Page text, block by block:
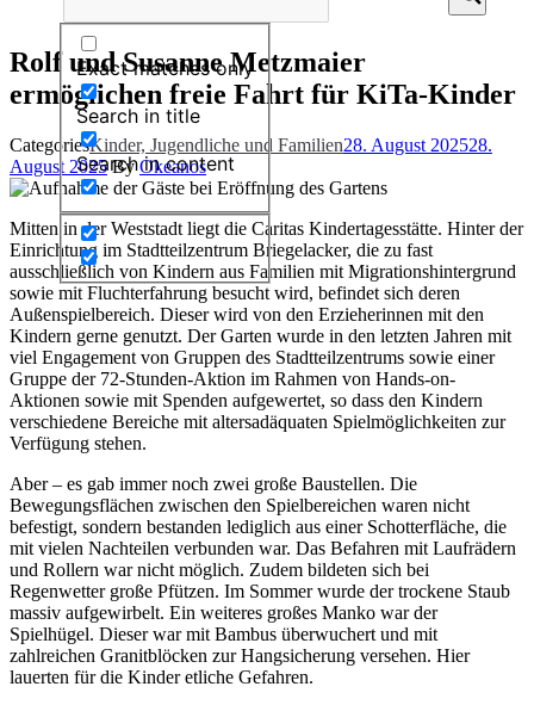
Exact matches only
Search in title
Search in content
Rolf und Susanne Metzmaier
ermöglichen freie Fahrt für KiTa-Kinder
CategoriesKinder, Jugendliche und Familien28. August 202528.
August 2025 ByOkeanos
Mitten in der Weststadt liegt die Caritas Kindertagesstätte. Hinter der
Einrichtung im Stadtteilzentrum Briegelacker, die zu fast
ausschließlich von Kindern aus Familien mit Migrationshintergrund
sowie mit Fluchterfahrung besucht wird, befindet sich deren
Außenspielbereich. Dieser wird von den Erzieherinnen mit den
Kindern gerne genutzt. Der Garten wurde in den letzten Jahren mit
viel Engagement von Gruppen des Stadtteilzentrums sowie einer
Gruppe der 72-Stunden-Aktion im Rahmen von Hands-on-
Aktionen sowie mit Spenden aufgewertet, so dass den Kindern
verschiedene Bereiche mit altersadäquaten Spielmöglichkeiten zur
Verfügung stehen.
Aber – es gab immer noch zwei große Baustellen. Die
Bewegungsflächen zwischen den Spielbereichen waren nicht
befestigt, sondern bestanden lediglich aus einer Schotterfläche, die
mit vielen Nachteilen verbunden war. Das Befahren mit Laufrädern
und Rollern war nicht möglich. Zudem bildeten sich bei
Regenwetter große Pfützen. Im Sommer wurde der trockene Staub
massiv aufgewirbelt. Ein weiteres großes Manko war der
Spielhügel. Dieser war mit Bambus überwuchert und mit
zahlreichen Granitblöcken zur Hangsicherung versehen. Hier
lauerten für die Kinder etliche Gefahren.